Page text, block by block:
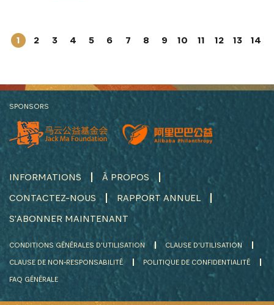
1 2 3 4 5 6 7 8 9 10 11 12 13 14
SPONSORS
INFORMATIONS
À PROPOS
CONTACTEZ-NOUS
RAPPORT ANNUEL
S'ABONNER MAINTENANT
CONDITIONS GÉNÉRALES D'UTILISATION
CLAUSE D'UTILISATION
CLAUSE DE NON-RESPONSABILITÉ
POLITIQUE DE CONFIDENTIALITÉ
FAQ GÉNÉRALE